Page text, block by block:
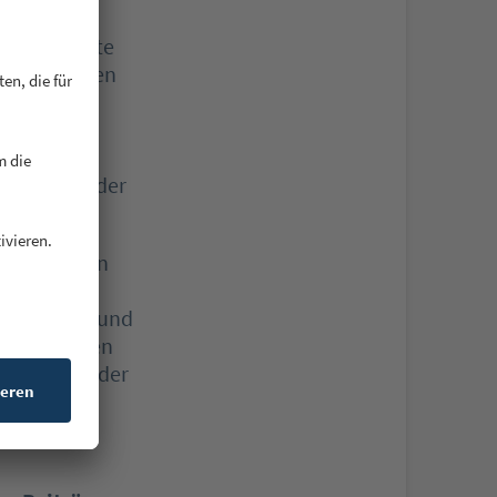
Flatrate
können
Mitglieder
in den
Online- und
aktiven
der